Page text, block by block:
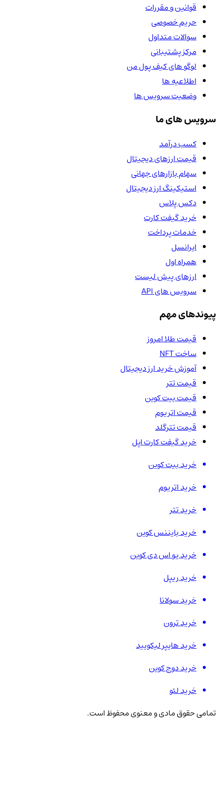
قوانین و مقررات
حریم خصوصی
سوالات متداول
مرکز پشتیبانی
لوگو های کیف پول من
اطلاعیه ها
وضعیت سرویس ها
سرویس های ما
کسب درآمد
قیمت ارزهای دیجیتال
سهام بازارهای جهانی
استیکینگ ارز دیجیتال
دکس پلاس
خرید گیفت کارت
خدمات پرداخت
ایرانسل
همراه اول
ارزهای پیش لیست
سرویس های API
پیوندهای مهم
قیمت طلا امروز
ساخت NFT
آموزش خرید ارز دیجیتال
قیمت تتر
قیمت بیت کوین
قیمت اتریوم
قیمت تترگلد
خرید گیفت کارت اپل
خرید بیت کوین
خرید اتریوم
خرید تتر
خرید بایننس کوین
خرید یو اس دی کوین
خرید ریپل
خرید سولانا
خرید ترون
خرید هایپر لیکویید
خرید دوج کوین
خرید لئو
تمامی حقوق مادی و معنوی محفوظ است.